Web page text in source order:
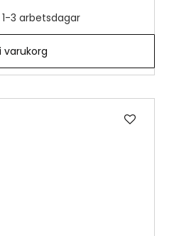
3 arbetsdagar
varukorg